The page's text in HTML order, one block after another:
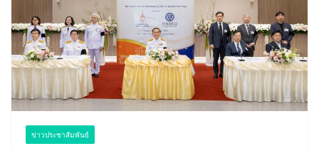
ข่าวประชาสัมพันธ์